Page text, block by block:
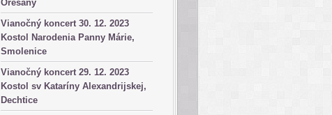
Orešany
Vianočný koncert 30. 12. 2023
Kostol Narodenia Panny Márie,
Smolenice
Vianočný koncert 29. 12. 2023
Kostol sv Kataríny Alexandrijskej,
Dechtice